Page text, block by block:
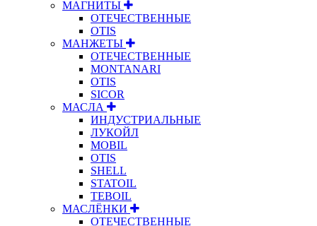
МАГНИТЫ
ОТЕЧЕСТВЕННЫЕ
OTIS
МАНЖЕТЫ
ОТЕЧЕСТВЕННЫЕ
MONTANARI
OTIS
SICOR
МАСЛА
ИНДУСТРИАЛЬНЫЕ
ЛУКОЙЛ
MOBIL
OTIS
SHELL
STATOIL
TEBOIL
МАСЛЁНКИ
ОТЕЧЕСТВЕННЫЕ